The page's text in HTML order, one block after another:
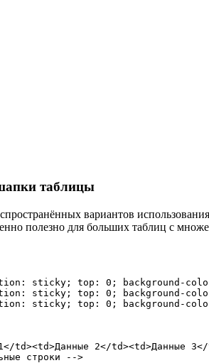
таблицы
вариантов
полезно для больших таблиц с
sticky; top: 0; background-
sticky; top: 0; background-
sticky; top: 0; background-
td><td>Данные 2</td><td>Данные
строки -->